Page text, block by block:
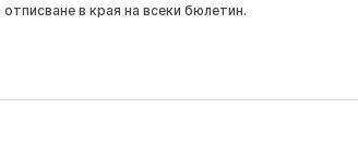
в края на всеки бюлетин.